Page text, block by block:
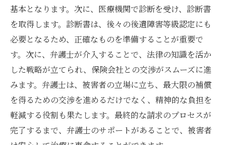
基本となります。次に、医療機関で診断を受け、診断書
を取得します。診断書は、後々の後遺障害等級認定にも
必要となるため、正確なものを準備することが重要で
す。次に、弁護士が介入することで、法律の知識を活か
した戦略が立てられ、保険会社との交渉がスムーズに進
みます。弁護士は、被害者の立場に立ち、最大限の補償
を得るための交渉を進めるだけでなく、精神的な負担を
軽減する役割も果たします。最終的な請求のプロセスが
完了するまで、弁護士のサポートがあることで、被害者